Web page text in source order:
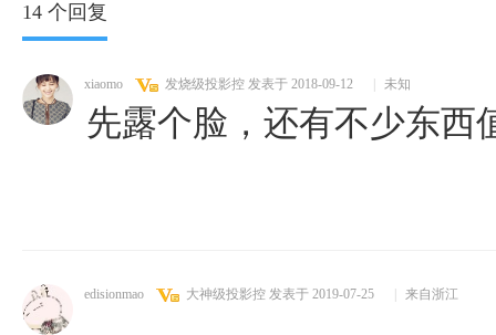
14 个回复
xiaomo 发烧级投影控 发表于 2018-09-12 未知
先露个脸，还有不少东西
edisionmao 大神级投影控 发表于 2019-07-25 来自浙江